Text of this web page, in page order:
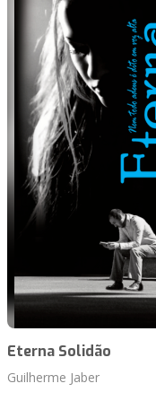
Eterna Solidão
Guilherme Jaber